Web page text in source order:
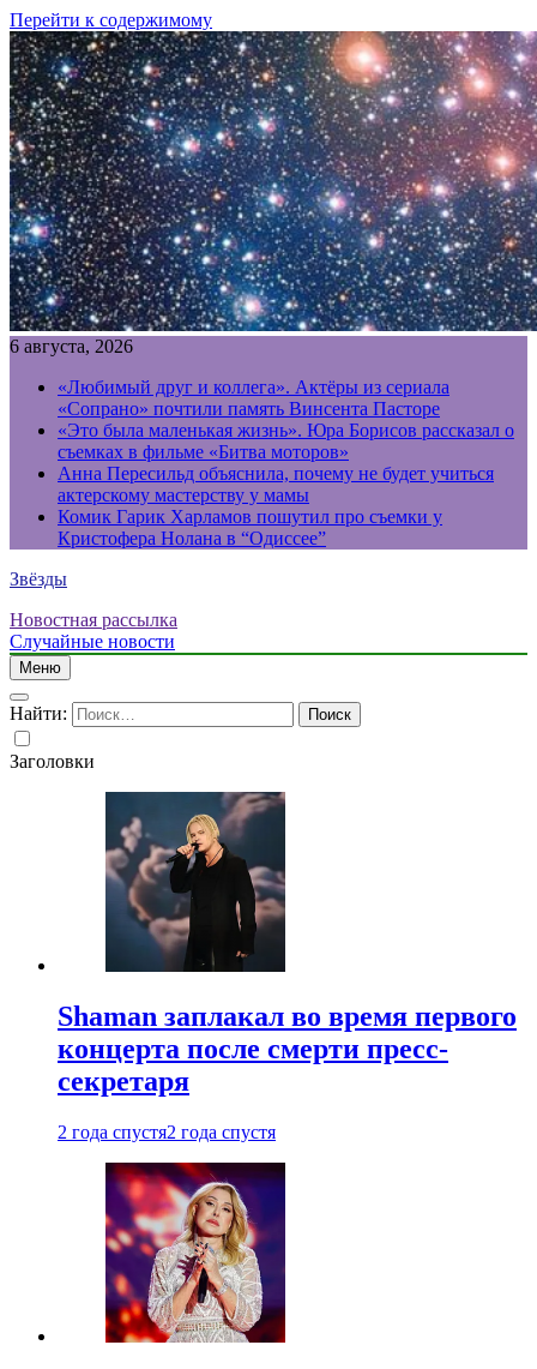
Перейти к содержимому
6 августа, 2026
«Любимый друг и коллега». Актёры из сериала
«Сопрано» почтили память Винсента Пасторе
«Это была маленькая жизнь». Юра Борисов рассказал о
съемках в фильме «Битва моторов»
Анна Пересильд объяснила, почему не будет учиться
актерскому мастерству у мамы
Комик Гарик Харламов пошутил про съемки у
Кристофера Нолана в “Одиссее”
Звёзды
Новостная рассылка
Случайные новости
Меню
Найти:
Заголовки
Shaman заплакал во время первого
концерта после смерти пресс-
секретаря
2 года спустя2 года спустя